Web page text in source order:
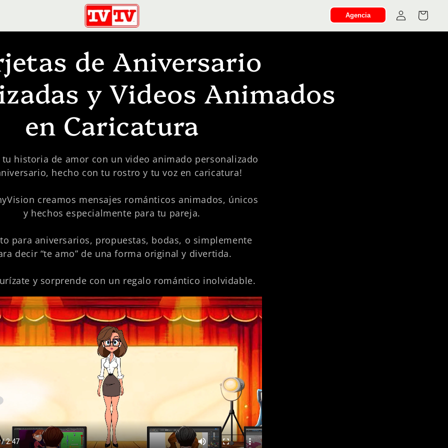
Agencia
Iniciar
sesión
Carrito
de Aniversario
y Videos Animados
en Caricatura
tu historia de amor con un video animado personalizado
hecho con tu rostro y tu voz en caricatura!
creamos mensajes románticos animados, únicos
y hechos especialmente para tu pareja.
para aniversarios, propuestas, bodas, o simplemente
decir “te amo” de una forma original y divertida.
y sorprende con un regalo romántico inolvidable.